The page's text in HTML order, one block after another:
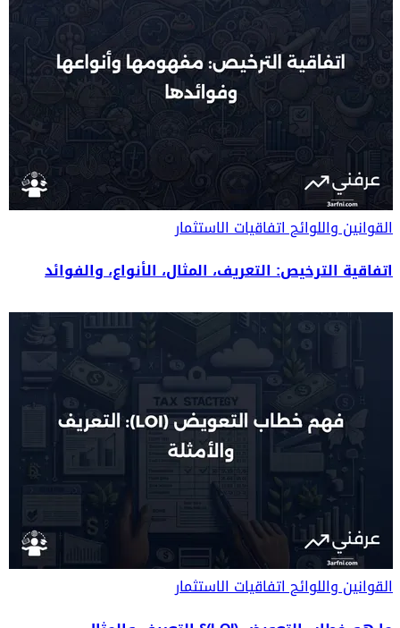
القوانين واللوائحاتفاقيات الاستثمار
اتفاقية الترخيص: التعريف، المثال، الأنواع، والفوائد
القوانين واللوائحاتفاقيات الاستثمار